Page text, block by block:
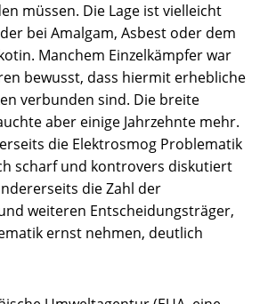
müssen. Die Lage ist vielleicht
bei Amalgam, Asbest oder dem
Manchem Einzelkämpfer war
bewusst, dass hiermit erhebliche
verbunden sind. Die breite
aber einige Jahrzehnte mehr.
die Elektrosmog Problematik
scharf und kontrovers diskutiert
die Zahl der
weiteren Entscheidungsträger,
ernst nehmen, deutlich